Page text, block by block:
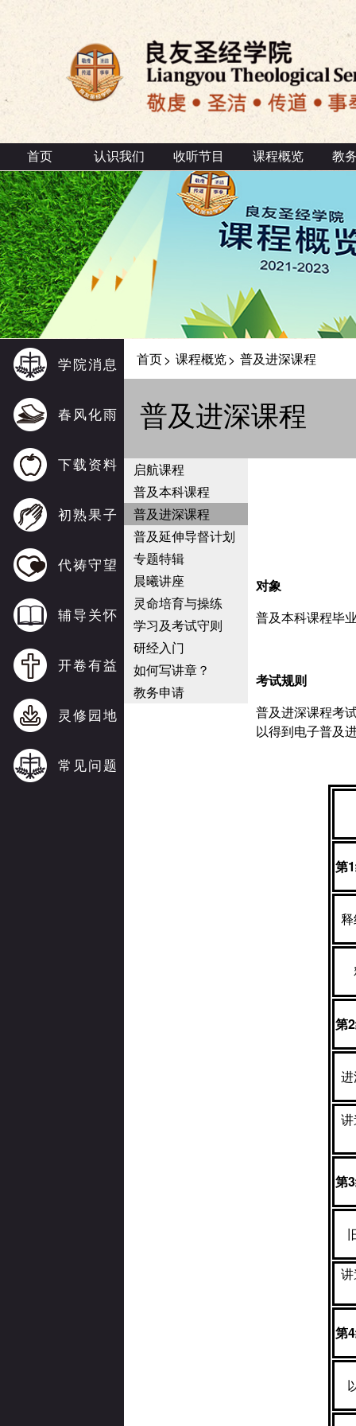
首页 认识我们 收听节目 课程概览 教
学院消息
春风化雨
下载资料
初熟果子
代祷守望
辅导关怀
开卷有益
灵修园地
常见问题
首页> 课程概览> 普及进深课程
普及进深课程
启航课程
普及本科课程
普及进深课程
普及延伸导督计划
专题特辑
晨曦讲座
灵命培育与操练
学习及考试守则
研经入门
如何写讲章？
教务申请
对象
普及本科课程毕
考试规则
普及进深课程考
以得到电子普及
第1
第2
第3
第4